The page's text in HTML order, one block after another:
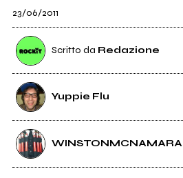
23/06/2011
Scritto da Redazione
Yuppie Flu
WINSTONMCNAMARA